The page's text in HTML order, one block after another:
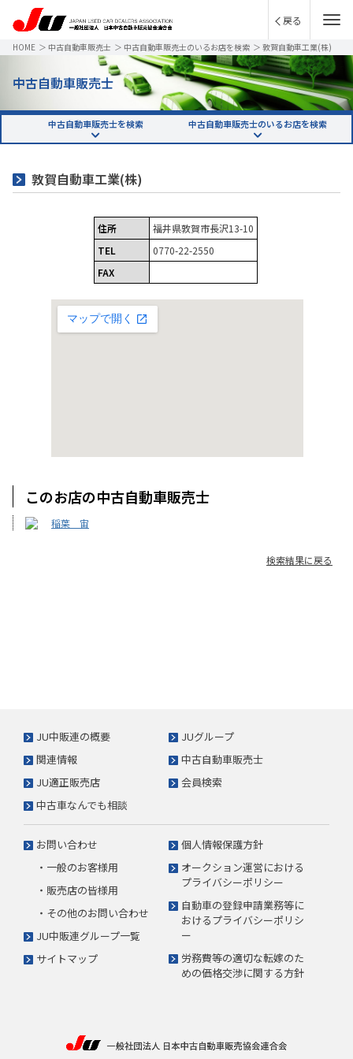
戻る
HOME ＞ 中古自動車販売士 ＞ 中古自動車販売士のいるお店を検索 ＞ 敦賀自動車工業(株)
中古自動車販売士
中古自動車販売士を検索 中古自動車販売士のいるお店を検索
敦賀自動車工業(株)
住所
福井県敦賀市長沢13-10
TEL
0770-22-2550
FAX
このお店の中古自動車販売士
稲葉 宙
検索結果に戻る
JU中販連の概要
JUグループ
関連情報
中古自動車販売士
JU適正販売店
会員検索
中古車なんでも相談
お問い合わせ
・一般のお客様用
・販売店の皆様用
・その他のお問い合わせ
JU中販連グループ一覧
サイトマップ
個人情報保護方針
オークション運営における
プライバシーポリシー
自動車の登録申請業務等に
おけるプライバシーポリシ
ー
労務費等の適切な転嫁のた
めの価格交渉に関する方針